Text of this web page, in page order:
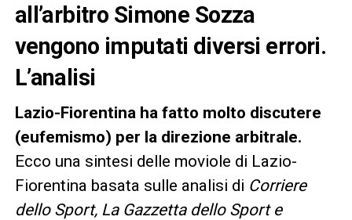
all’arbitro Simone Sozza
vengono imputati diversi errori.
L’analisi
Lazio-Fiorentina ha fatto molto discutere
(eufemismo) per la direzione arbitrale.
Ecco una sintesi delle moviole di Lazio-
Fiorentina basata sulle analisi di Corriere
dello Sport, La Gazzetta dello Sport e